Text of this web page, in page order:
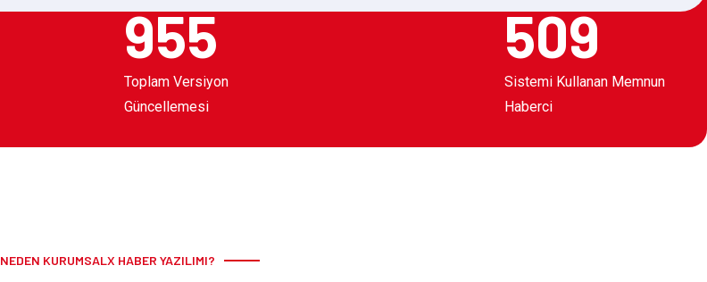
955
Toplam Versiyon
Güncellemesi
509
Sistemi Kullanan Memnun
Haberci
NEDEN KURUMSALX HABER YAZILIMI?